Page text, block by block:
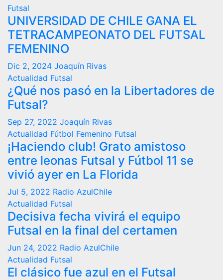
Futsal
UNIVERSIDAD DE CHILE GANA EL
TETRACAMPEONATO DEL FUTSAL
FEMENINO
Dic 2, 2024 Joaquín Rivas
Actualidad Futsal
¿Qué nos pasó en la Libertadores de
Futsal?
Sep 27, 2022 Joaquín Rivas
Actualidad Fútbol Femenino Futsal
¡Haciendo club! Grato amistoso
entre leonas Futsal y Fútbol 11 se
vivió ayer en La Florida
Jul 5, 2022 Radio AzulChile
Actualidad Futsal
Decisiva fecha vivirá el equipo
Futsal en la final del certamen
Jun 24, 2022 Radio AzulChile
Actualidad Futsal
El clásico fue azul en el Futsal